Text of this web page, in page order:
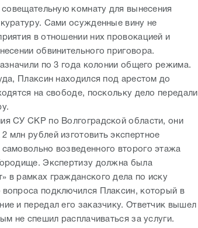
комнату для вынесения
Сами осужденные вину не
в отношении них провокацией и
обвинительного приговора.
по 3 года колонии общего режима.
Плаксин находился под арестом до
на свободе, поскольку дело передали
СУ СКР по Волгоградской области, они
млн рублей изготовить экспертное
возведенного второго этажа
Экспертизу должна была
в рамках гражданского дела по иску
подключился Плаксин, который в
и передал его заказчику. Ответчик вышел
не спешил расплачиваться за услуги.